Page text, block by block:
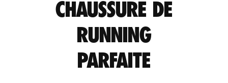
CHAUSSURE DE
RUNNING
PARFAITE